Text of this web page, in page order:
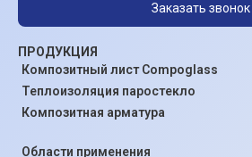
ПРОДУКЦИЯ
Композитный лист Compoglass
Теплоизоляция паростекло
Композитная арматура
Области применения
Заказать звонок